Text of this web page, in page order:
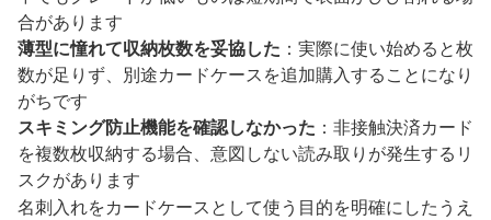
合があります
薄型に憧れて収納枚数を妥協した ：実際に使い始めると枚
数が足りず、別途カードケースを追加購入することになり
がちです
スキミング防止機能を確認しなかった ：非接触決済カード
を複数枚収納する場合、意図しない読み取りが発生するリ
スクがあります
名刺入れをカードケースとして使う目的を明確にしたうえ